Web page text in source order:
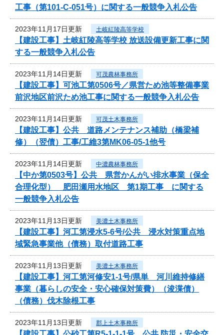
工事（第101-C-051号）に関する一般競争入札公告
2023年11月17日更新 土岐紅陵高等学校
【建設工事】土岐紅陵高等学校 放送設備更新工事に関
する一般競争入札公告
2023年11月14日更新 可茂農林事務所
【建設工事】可池工第0506号／県営ため池等整備事業
前沢地区前沢ため池工事に関する一般競争入札公告
2023年11月14日更新 可茂土木事務所
【建設工事】公共 道路メンテナンス補助（橋梁補
修）（翌債）工事/工維3第MK06-05-1他号
2023年11月14日更新 中濃農林事務所
【中か第0503号】公共 県営かんがい排水事業（保全
合理化型） 肥田瀬用水地区 第1期工事 に関する
一般競争入札公告
2023年11月13日更新 美濃土木事務所
【建設工事】河工第浸水5-6号/公共 浸水対策重点地
域緊急事業他（債務）取付道路工事
2023年11月13日更新 美濃土木事務所
【建設工事】河工第河修安1-1号/県単 河川維持修繕
事業（暮らしの安全・安心確保対策費）（浚渫債）
（債務）伐木除根工事
2023年11月13日更新 郡上土木事務所